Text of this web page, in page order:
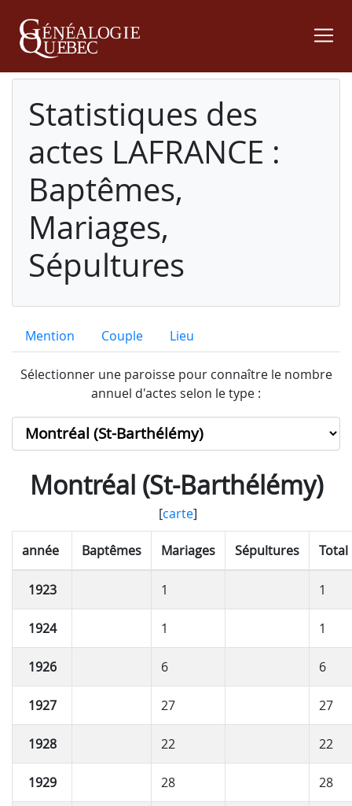
Statistiques des
actes LAFRANCE :
Baptêmes,
Mariages,
Sépultures
Mention Couple Lieu
Sélectionner une paroisse pour connaître le nombre
annuel d'actes selon le type :
Montréal (St-Barthélémy)
[carte]
année Baptêmes Mariages Sépultures Total
1923 1 1
1924 1 1
1926 6 6
1927 27 27
1928 22 22
1929 28 28